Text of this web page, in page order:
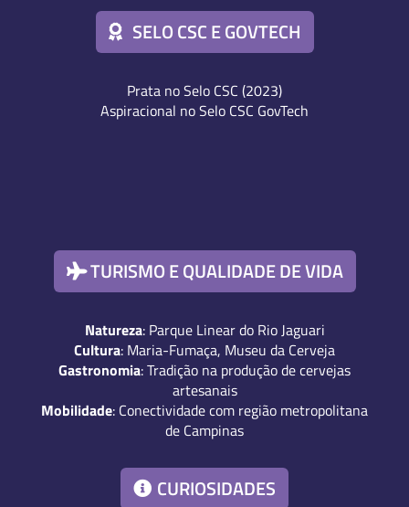
SELO CSC E GOVTECH
Prata no Selo CSC (2023)
Aspiracional no Selo CSC GovTech
TURISMO E QUALIDADE DE VIDA
Natureza: Parque Linear do Rio Jaguari
Cultura: Maria-Fumaça, Museu da Cerveja
Gastronomia: Tradição na produção de cervejas
artesanais
Mobilidade: Conectividade com região metropolitana
de Campinas
CURIOSIDADES